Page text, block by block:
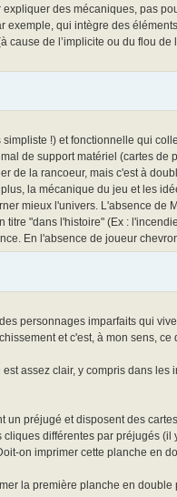
des mécaniques, pas
exemple, qui intègre des
cause de l’implicite ou du flou
!) et fonctionnelle qui
de support matériel (cartes
de la rancoeur, mais c'est à
la mécanique du jeu et les
mieux l'univers. L'absence de
titre "dans l'histoire" (Ex :
En l'absence de joueur
personnages imparfaits qui
et c'est, à mon sens,
assez clair, y compris dans
un préjugé et disposent des
différentes par préjugés
on imprimer cette planche en
la première planche en